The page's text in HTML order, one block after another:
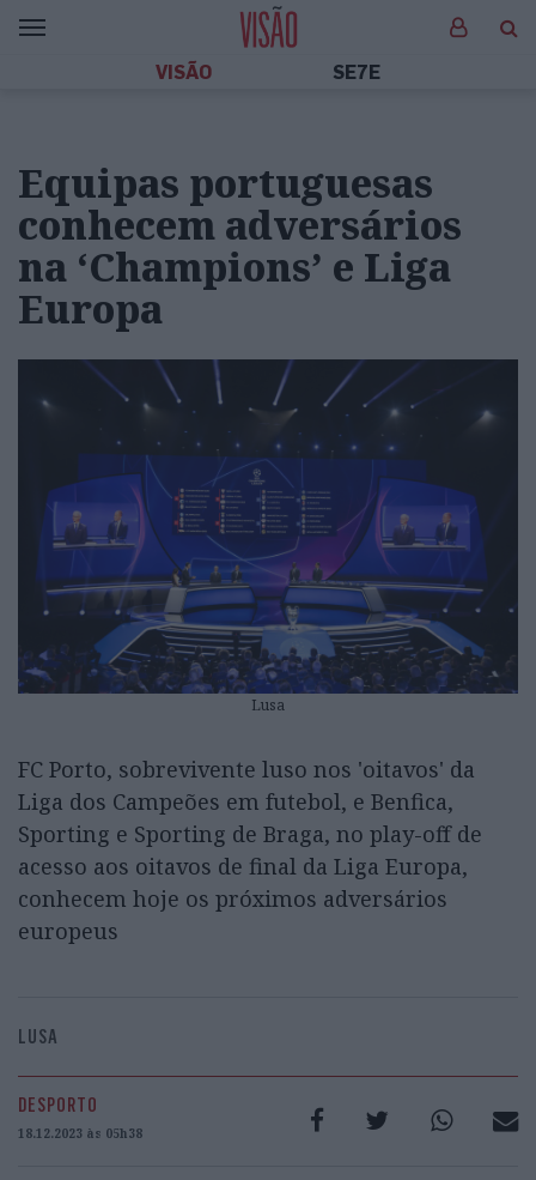
VISÃO SE7E
Equipas portuguesas
conhecem adversários
na ‘Champions’ e Liga
Europa
Lusa
FC Porto, sobrevivente luso nos 'oitavos' da
Liga dos Campeões em futebol, e Benfica,
Sporting e Sporting de Braga, no play-off de
acesso aos oitavos de final da Liga Europa,
conhecem hoje os próximos adversários
europeus
LUSA
DESPORTO
18.12.2023 às 05h38